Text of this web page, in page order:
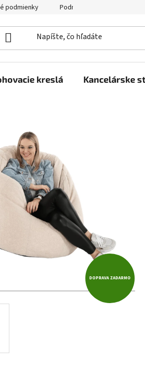
podmienky Podmienky ochrany
kreslá Kancelárske
DOPRAVA ZADARMO